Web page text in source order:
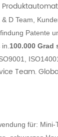
D Team,
Patente
100.000 Grad
Team.
für: